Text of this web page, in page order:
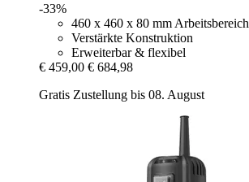
-33%
460 x 460 x 80 mm Arbeitsbereich
Verstärkte Konstruktion
Erweiterbar & flexibel
€ 459,00 € 684,98
Gratis Zustellung bis 08. August